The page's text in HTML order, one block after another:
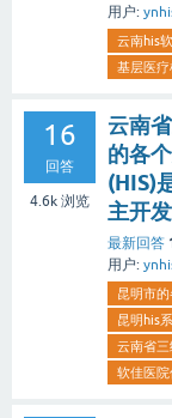
用户:
云南his
基层医
16
回答
4.6k 浏览
云南
的各
(HIS)
主开
最新回答
用户:
昆明市
昆明his
云南省
软佳医